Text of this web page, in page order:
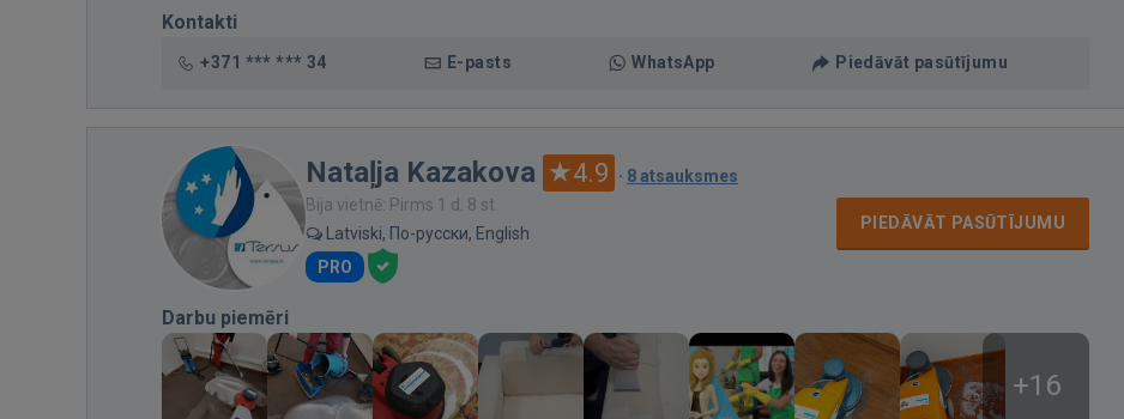
Kontakti
+371 *** *** 34 E-pasts WhatsApp Piedāvāt pasūtījumu
Nataļja Kazakova 4.9 · 8 atsauksmes
Bija vietnē: Pirms 1 d. 8 st.
Latviski, По-русски, English
PRO
PIEDĀVĀT PASŪTĪJUMU
Darbu piemēri
+16